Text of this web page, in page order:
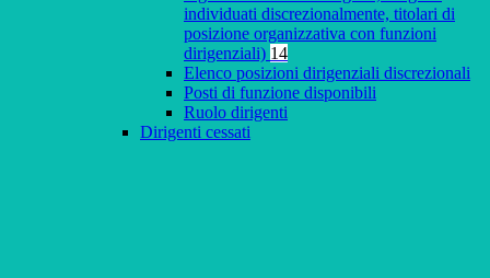
individuati discrezionalmente, titolari di
posizione organizzativa con funzioni
dirigenziali) 14
Elenco posizioni dirigenziali discrezionali
Posti di funzione disponibili
Ruolo dirigenti
Dirigenti cessati